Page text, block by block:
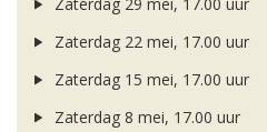
Zaterdag 29 mei, 17.00 uur
Zaterdag 22 mei, 17.00 uur
Zaterdag 15 mei, 17.00 uur
Zaterdag 8 mei, 17.00 uur